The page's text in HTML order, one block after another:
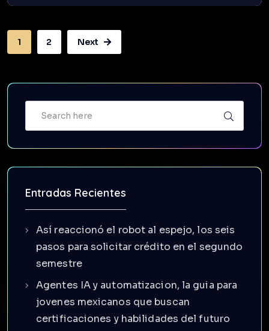
1 2 Next
Entradas Recientes
Así reaccionó el robot al espejo, los seis
pasos para solicitar crédito en el segundo
semestre
Agentes IA y automatizacion, la guia para
jovenes mexicanos que buscan
certificaciones y habilidades del futuro